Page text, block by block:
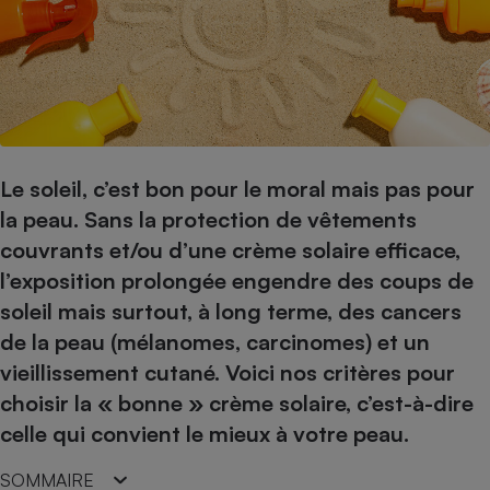
Le soleil, c’est bon pour le moral mais pas pour
la peau. Sans la protection de vêtements
couvrants et/ou d’une crème solaire efficace,
l’exposition prolongée engendre des coups de
soleil mais surtout, à long terme, des cancers
de la peau (mélanomes, carcinomes) et un
vieillissement cutané. Voici nos critères pour
choisir la « bonne » crème solaire, c’est-à-dire
celle qui convient le mieux à votre peau.
SOMMAIRE
Sécurité - Hygiène
Supermarché - Drive
Assurance
Banque - Crédit
Epargne - Fiscalité
Mutuelle
Circulation routière
Contrôle technique -
Pièce détachée
Moto
Comparateur auto
Comparatif
Comparatif hotte
Comparatif climatiseur
Comparatif aspirateur
Comparatif aspirateur
Comparatif cafetière
Comparatif robot cuiseur
Comparatif centrale
Électricité - Gaz
Comparatif casque audio
Comparatif imprimante
Comparatif ordinateur
Comparatif ultrabook
Comparatif tablette
Image et son
Informatique
Crédit immobilier
Comparatif tondeuse
Comparatif radiateur
Aménagement
Bricolage - Jardinage
Chauffage
Produit d'entretien
Sécurité domestique
Hygiène - Beauté
Maladie - Médecine -
Système de santé -
Maison de retraite
Retraite
Choisir son fioul
Choisir son pellet
Comparateur assurance emprunteur
Energie Moins Chère Ensemble
Tous les comparateurs
Toutes les cartes interactives
Speedtest - Testez le débit de votre
connexion Internet